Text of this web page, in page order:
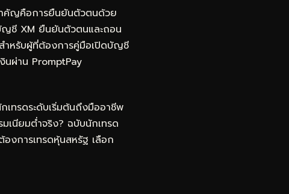
ำคัญคือการยืนยันตัวตนด้วย
บัญชี XM ยืนยันตัวตนและถอน
สำหรับผู้ที่ต้องการคู่มือเปิดบัญชี
ผ่าน PromptPay
เทรดระดับเริ่มต้นถึงมืออาชีพ
เนียมต่ำจริง? ฉบับนักเทรด
การเทรดหุ้นสหรัฐ เลือก